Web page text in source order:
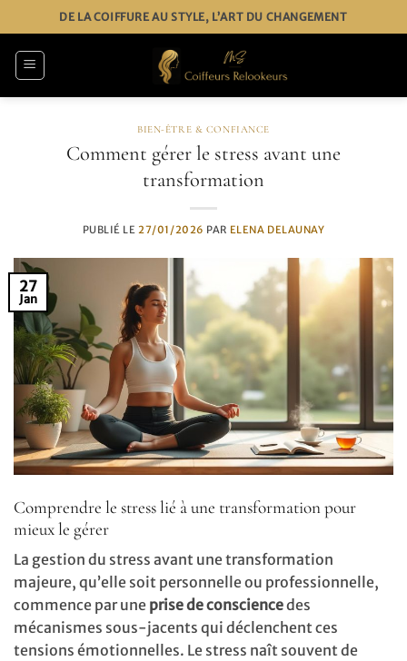
au
contenu
DE LA COIFFURE AU STYLE, L’ART DU CHANGEMENT
BIEN-ÊTRE & CONFIANCE
Comment gérer le stress avant une
transformation
PUBLIÉ LE 27/01/2026 PAR ELENA DELAUNAY
27
Jan
Comprendre le stress lié à une transformation pour
mieux le gérer
La gestion du stress avant une transformation
majeure, qu’elle soit personnelle ou professionnelle,
commence par une prise de consciencedes
mécanismes sous-jacents qui déclenchent ces
tensions émotionnelles. Le stress naît souvent de